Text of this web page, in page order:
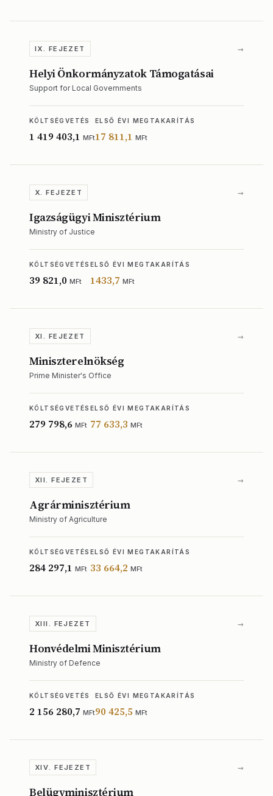
IX. FEJEZET →
Helyi Önkormányzatok Támogatásai
Support for Local Governments
KÖLTSÉGVETÉS
1 419 403,1 MFt
ELSŐ ÉVI MEGTAKARÍTÁS
17 811,1 MFt
X. FEJEZET →
Igazságügyi Minisztérium
Ministry of Justice
KÖLTSÉGVETÉS
39 821,0 MFt
ELSŐ ÉVI MEGTAKARÍTÁS
1433,7 MFt
XI. FEJEZET →
Miniszterelnökség
Prime Minister's Office
KÖLTSÉGVETÉS
279 798,6 MFt
ELSŐ ÉVI MEGTAKARÍTÁS
77 633,3 MFt
XII. FEJEZET →
Agrárminisztérium
Ministry of Agriculture
KÖLTSÉGVETÉS
284 297,1 MFt
ELSŐ ÉVI MEGTAKARÍTÁS
33 664,2 MFt
XIII. FEJEZET →
Honvédelmi Minisztérium
Ministry of Defence
KÖLTSÉGVETÉS
2 156 280,7 MFt
ELSŐ ÉVI MEGTAKARÍTÁS
90 425,5 MFt
XIV. FEJEZET →
Belügyminisztérium